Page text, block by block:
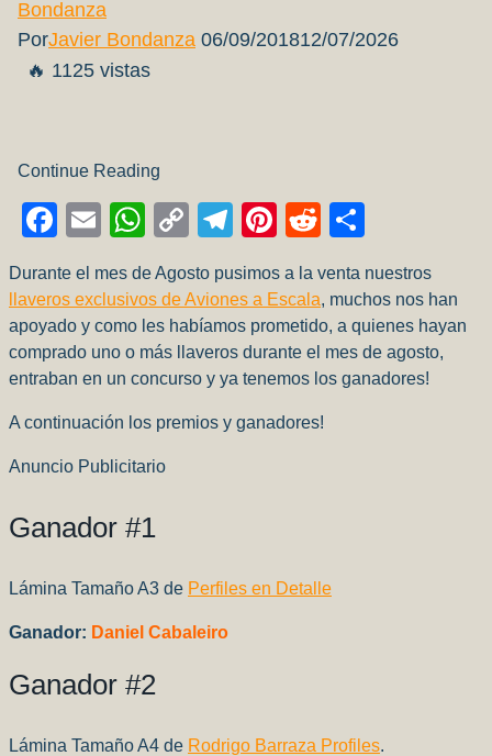
PorJavier Bondanza 06/09/201812/07/2026
🔥 1125 vistas
Continue Reading
Facebook
EmailWhatsApp
CopyTelegram
Pinterest
Reddit
Durante el mes de Agosto pusimos a la venta nuestros
llaveros exclusivos de Aviones a Escala, muchos nos han
apoyado y como les habíamos prometido, a quienes hayan
comprado uno o más llaveros durante el mes de agosto,
entraban en un concurso y ya tenemos los ganadores!
A continuación los premios y ganadores!
Anuncio Publicitario
Ganador #1
Lámina Tamaño A3 de Perfiles en Detalle
Ganador: Daniel Cabaleiro
Ganador #2
Lámina Tamaño A4 de Rodrigo Barraza Profiles.